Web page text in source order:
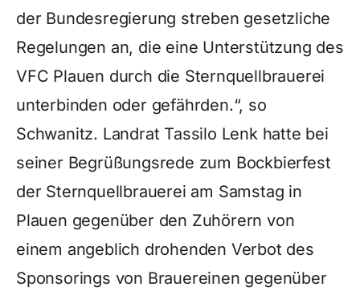
der Bundesregierung streben gesetzliche
Regelungen an, die eine Unterstützung des
VFC Plauen durch die Sternquellbrauerei
unterbinden oder gefährden.“, so
Schwanitz. Landrat Tassilo Lenk hatte bei
seiner Begrüßungsrede zum Bockbierfest
der Sternquellbrauerei am Samstag in
Plauen gegenüber den Zuhörern von
einem angeblich drohenden Verbot des
Sponsorings von Brauereinen gegenüber